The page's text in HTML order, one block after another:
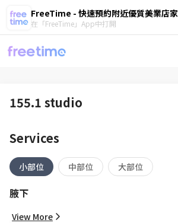
FreeTime - 快速預約附近優質美業店家
在「FreeTime」App中打開
155.1 studio
Services
小部位 中部位 大部位
腋下
View More